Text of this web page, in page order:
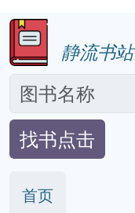
静流书站
找书点击
首页